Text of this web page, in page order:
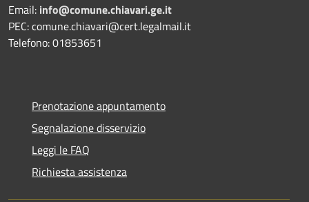
Email: info@comune.chiavari.ge.it
PEC: comune.chiavari@cert.legalmail.it
Telefono: 01853651
Prenotazione appuntamento
Segnalazione disservizio
Leggi le FAQ
Richiesta assistenza